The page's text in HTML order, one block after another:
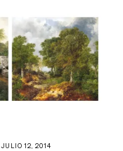
JULIO 12, 2014